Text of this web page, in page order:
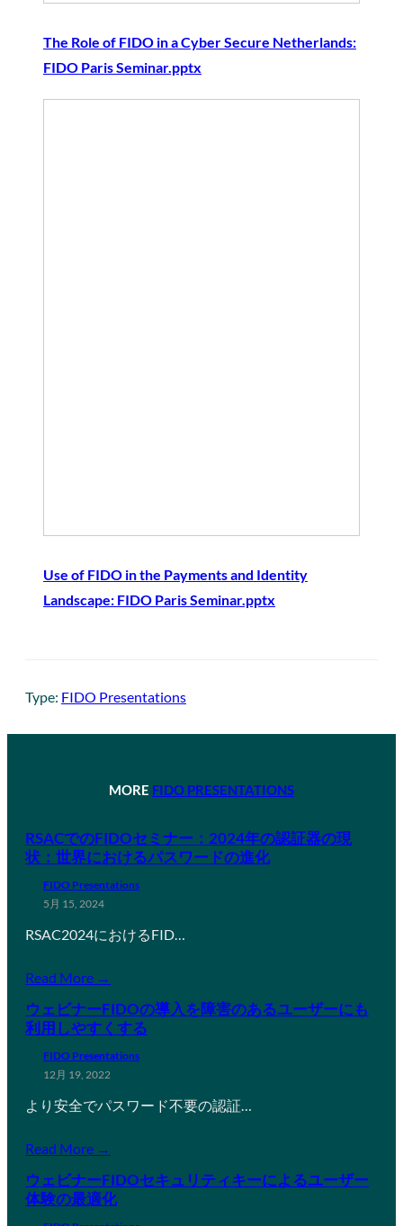
The Role of FIDO in a Cyber Secure Netherlands:
FIDO Paris Seminar.pptx
Use of FIDO in the Payments and Identity
Landscape: FIDO Paris Seminar.pptx
Type: FIDO Presentations
MORE FIDO PRESENTATIONS
RSACでのFIDOセミナー：2024年の認証器の現
状：世界におけるパスワードの進化
FIDO Presentations
5月 15, 2024
RSAC2024におけるFID…
Read More →
ウェビナーFIDOの導入を障害のあるユーザーにも
利用しやすくする
FIDO Presentations
12月 19, 2022
より安全でパスワード不要の認証…
Read More →
ウェビナーFIDOセキュリティキーによるユーザー
体験の最適化